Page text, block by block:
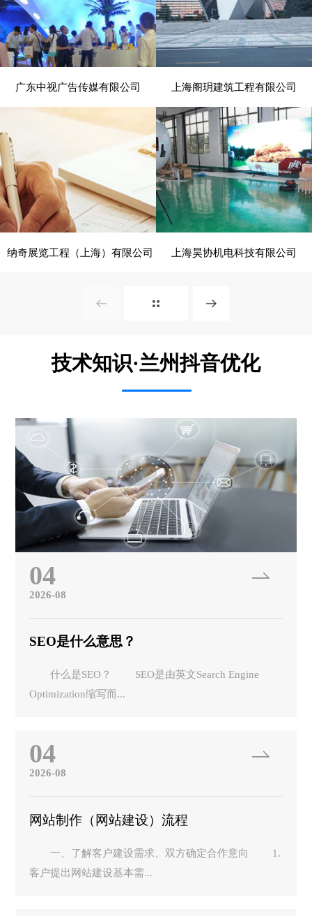
- 展览、装饰 -
广东中视广告传媒有限公司
- 展览、装饰 -
纳奇展览工程（上海）有限公司
- 建筑、建材 -
电脑版
上海阁玥建筑工程有限公司
- 建筑、建材 -
上海昊协机电科技有限公司
技术知识·兰州抖音优化
04
2026-08
SEO是什么意思？
什么是SEO？ SEO是由英文Search Engine
Optimization缩写而...
04
2026-08
网站制作（网站建设）流程
一、了解客户建设需求、双方确定合作意向 1.
客户提出网站建设基本需...